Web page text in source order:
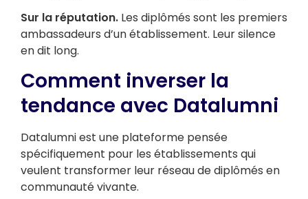
Sur la réputation. Les diplômés sont les premiers
ambassadeurs d’un établissement. Leur silence
en dit long.
Comment inverser la
tendance avec Datalumni
Datalumni est une plateforme pensée
spécifiquement pour les établissements qui
veulent transformer leur réseau de diplômés en
communauté vivante.